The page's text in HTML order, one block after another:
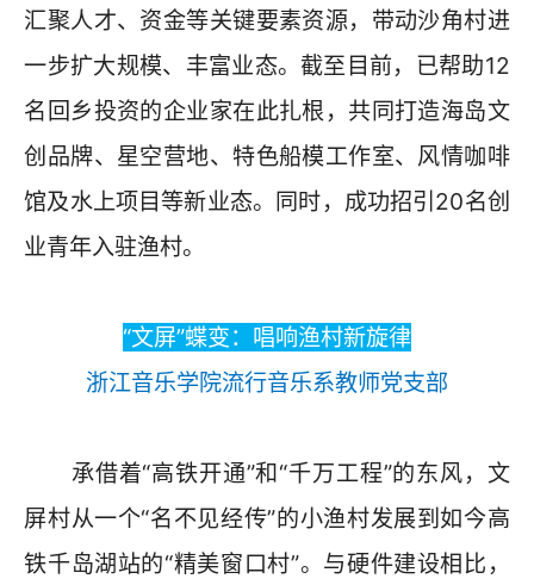
汇聚人才、资金等关键要素资源，带动沙角村进
一步扩大规模、丰富业态。截至目前，已帮助12
名回乡投资的企业家在此扎根，共同打造海岛文
创品牌、星空营地、特色船模工作室、风情咖啡
馆及水上项目等新业态。同时，成功招引20名创
业青年入驻渔村。
“文屏”蝶变：唱响渔村新旋律
浙江音乐学院流行音乐系教师党支部
承借着“高铁开通”和“千万工程”的东风，文
屏村从一个“名不见经传”的小渔村发展到如今高
铁千岛湖站的“精美窗口村”。与硬件建设相比，